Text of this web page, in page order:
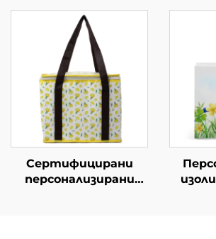
персонализирани
branded чанти за
търговия и начин на
живот
за
Сертифицирани
персонализирани